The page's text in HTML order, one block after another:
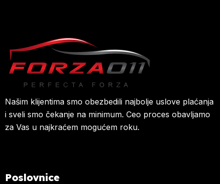
Našim klijentima smo obezbedili najbolje uslove plaćanja
i sveli smo čekanje na minimum. Ceo proces obavljamo
za Vas u najkraćem mogućem roku.
Poslovnice